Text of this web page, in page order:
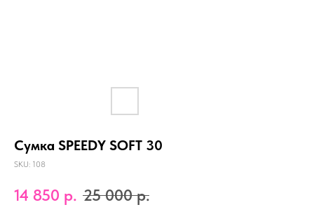
Сумка SPEEDY SOFT 30
SKU: 108
14 850 р. 25 000 р.